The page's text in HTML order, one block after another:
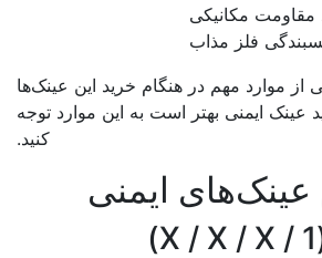
مکانیکی
فلز مذاب
موارد مهم در هنگام خرید این عینک‌ها
ایمنی بهتر است به این موارد توجه
ایمنی